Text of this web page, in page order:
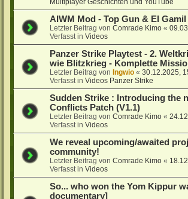
AIWM Mod - Top Gun & El
Letzter Beitrag vonComrade Kimo «
Verfasst inVideos
Panzer Strike Playtest - 2.
wie Blitzkrieg - Komplette
Letzter Beitrag vonIngwio «30.12.2025,
Verfasst inVideos Panzer Strike
Sudden Strike : Introducing the
Conflicts Patch (V1.1)
Letzter Beitrag vonComrade Kimo «
Verfasst inVideos
We reveal upcoming/awaited
community!
Letzter Beitrag vonComrade Kimo «
Verfasst inVideos
So... who won the Yom Kippur
documentary]